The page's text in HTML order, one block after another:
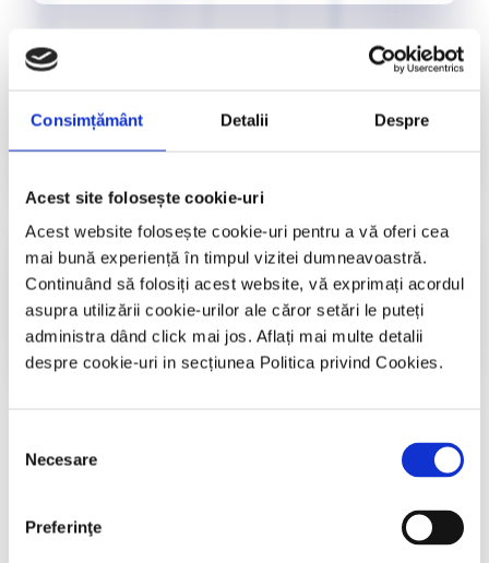
Consimțământ Detalii Despre
Acest site folosește cookie-uri
Acest website folosește cookie-uri pentru a vă oferi cea
mai bună experiență în timpul vizitei dumneavoastră.
Continuând să folosiți acest website, vă exprimați acordul
asupra utilizării cookie-urilor ale căror setări le puteți
administra dând click mai jos. Aflați mai multe detalii
despre cookie-uri in secțiunea Politica privind Cookies.
consimțământului
Necesare
Preferinţe
Informații utile​
Accesează
Diplome CND 2026
Accesează